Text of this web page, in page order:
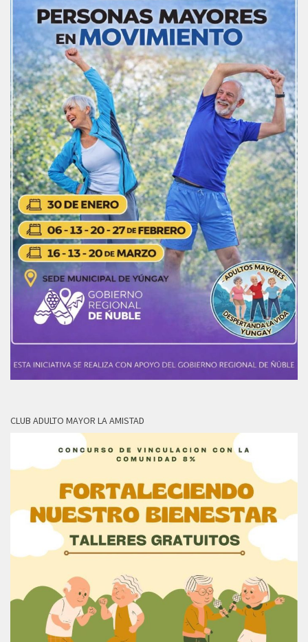
CLUB ADULTO MAYOR LA AMISTAD